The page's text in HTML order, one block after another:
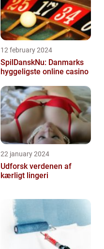
12 february 2024
SpilDanskNu: Danmarks
hyggeligste online casino
22 january 2024
Udforsk verdenen af
kærligt lingeri